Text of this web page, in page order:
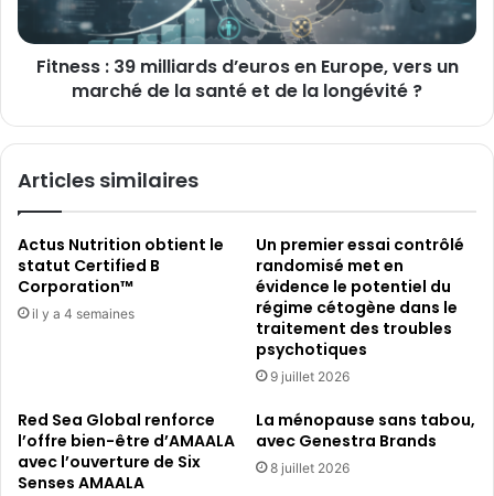
un
marché
de
?
Fitness : 39 milliards d’euros en Europe, vers un
marché de la santé et de la longévité ?
Articles similaires
Actus Nutrition obtient le
statut Certified B
Corporation™
il y a 4 semaines
Un premier essai contrôlé
randomisé met en
évidence le potentiel du
régime cétogène dans le
traitement des troubles
psychotiques
9 juillet 2026
Red Sea Global renforce
l’offre bien-être d’AMAALA
avec l’ouverture de Six
Senses AMAALA
La ménopause sans tabou,
avec Genestra Brands
8 juillet 2026